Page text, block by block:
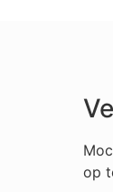
op